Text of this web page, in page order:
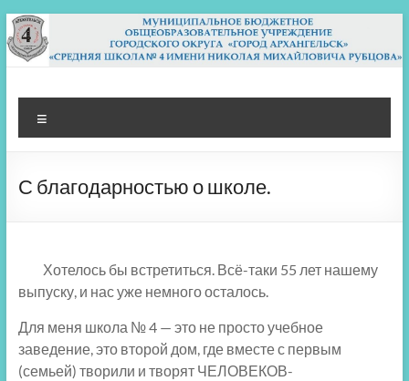
Перейти
к
содержимому
МБОУ СШ 4
Архангельск
С благодарностью о школе.
Хотелось бы встретиться. Всё-таки 55 лет нашему
выпуску, и нас уже немного осталось.
Для меня школа № 4 — это не просто учебное
заведение, это второй дом, где вместе с первым
(семьей) творили и творят ЧЕЛОВЕКОВ-